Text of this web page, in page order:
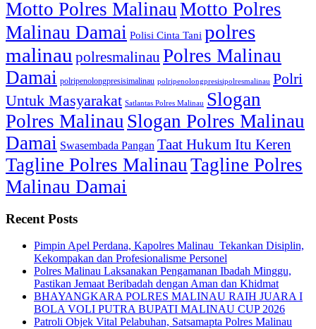
Motto Polres Malinau Motto Polres
Malinau Damai Polisi Cinta Tani polres
malinau polresmalinau Polres Malinau
Damai polripenolongpresisimalinau polripenolongpresisipolresmalinau Polri
Untuk Masyarakat Satlantas Polres Malinau Slogan
Polres Malinau Slogan Polres Malinau
Damai Swasembada Pangan Taat Hukum Itu Keren
Tagline Polres Malinau Tagline Polres
Malinau Damai
Recent Posts
Pimpin Apel Perdana, Kapolres Malinau Tekankan Disiplin,
Kekompakan dan Profesionalisme Personel
Polres Malinau Laksanakan Pengamanan Ibadah Minggu,
Pastikan Jemaat Beribadah dengan Aman dan Khidmat
BHAYANGKARA POLRES MALINAU RAIH JUARA I
BOLA VOLI PUTRA BUPATI MALINAU CUP 2026
Patroli Objek Vital Pelabuhan, Satsamapta Polres Malinau